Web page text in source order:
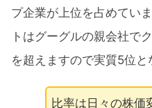
プ企業が上位を占めてい
トはグーグルの親会社で
を超えますので実質5位と
比率は日々の株価